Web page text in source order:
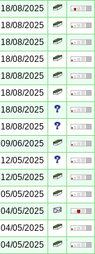
18/08/2025
18/08/2025
18/08/2025
18/08/2025
18/08/2025
18/08/2025
18/08/2025
18/08/2025
09/06/2025
12/05/2025
12/05/2025
05/05/2025
04/05/2025
04/05/2025
04/05/2025